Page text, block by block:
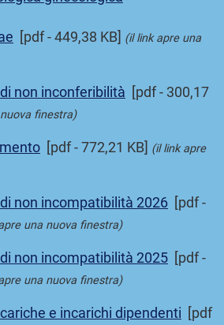
[pdf - 449,38 KB] (il link apre una
non inconferibilità [pdf - 300,17
finestra)
[pdf - 772,21 KB] (il link apre
non incompatibilità 2026 [pdf -
una nuova finestra)
non incompatibilità 2025 [pdf -
una nuova finestra)
e incarichi dipendenti [pdf